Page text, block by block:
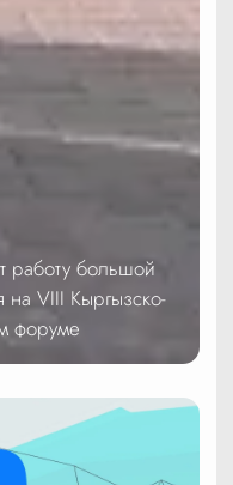
работу большой
на VIII Кыргызско-
форуме